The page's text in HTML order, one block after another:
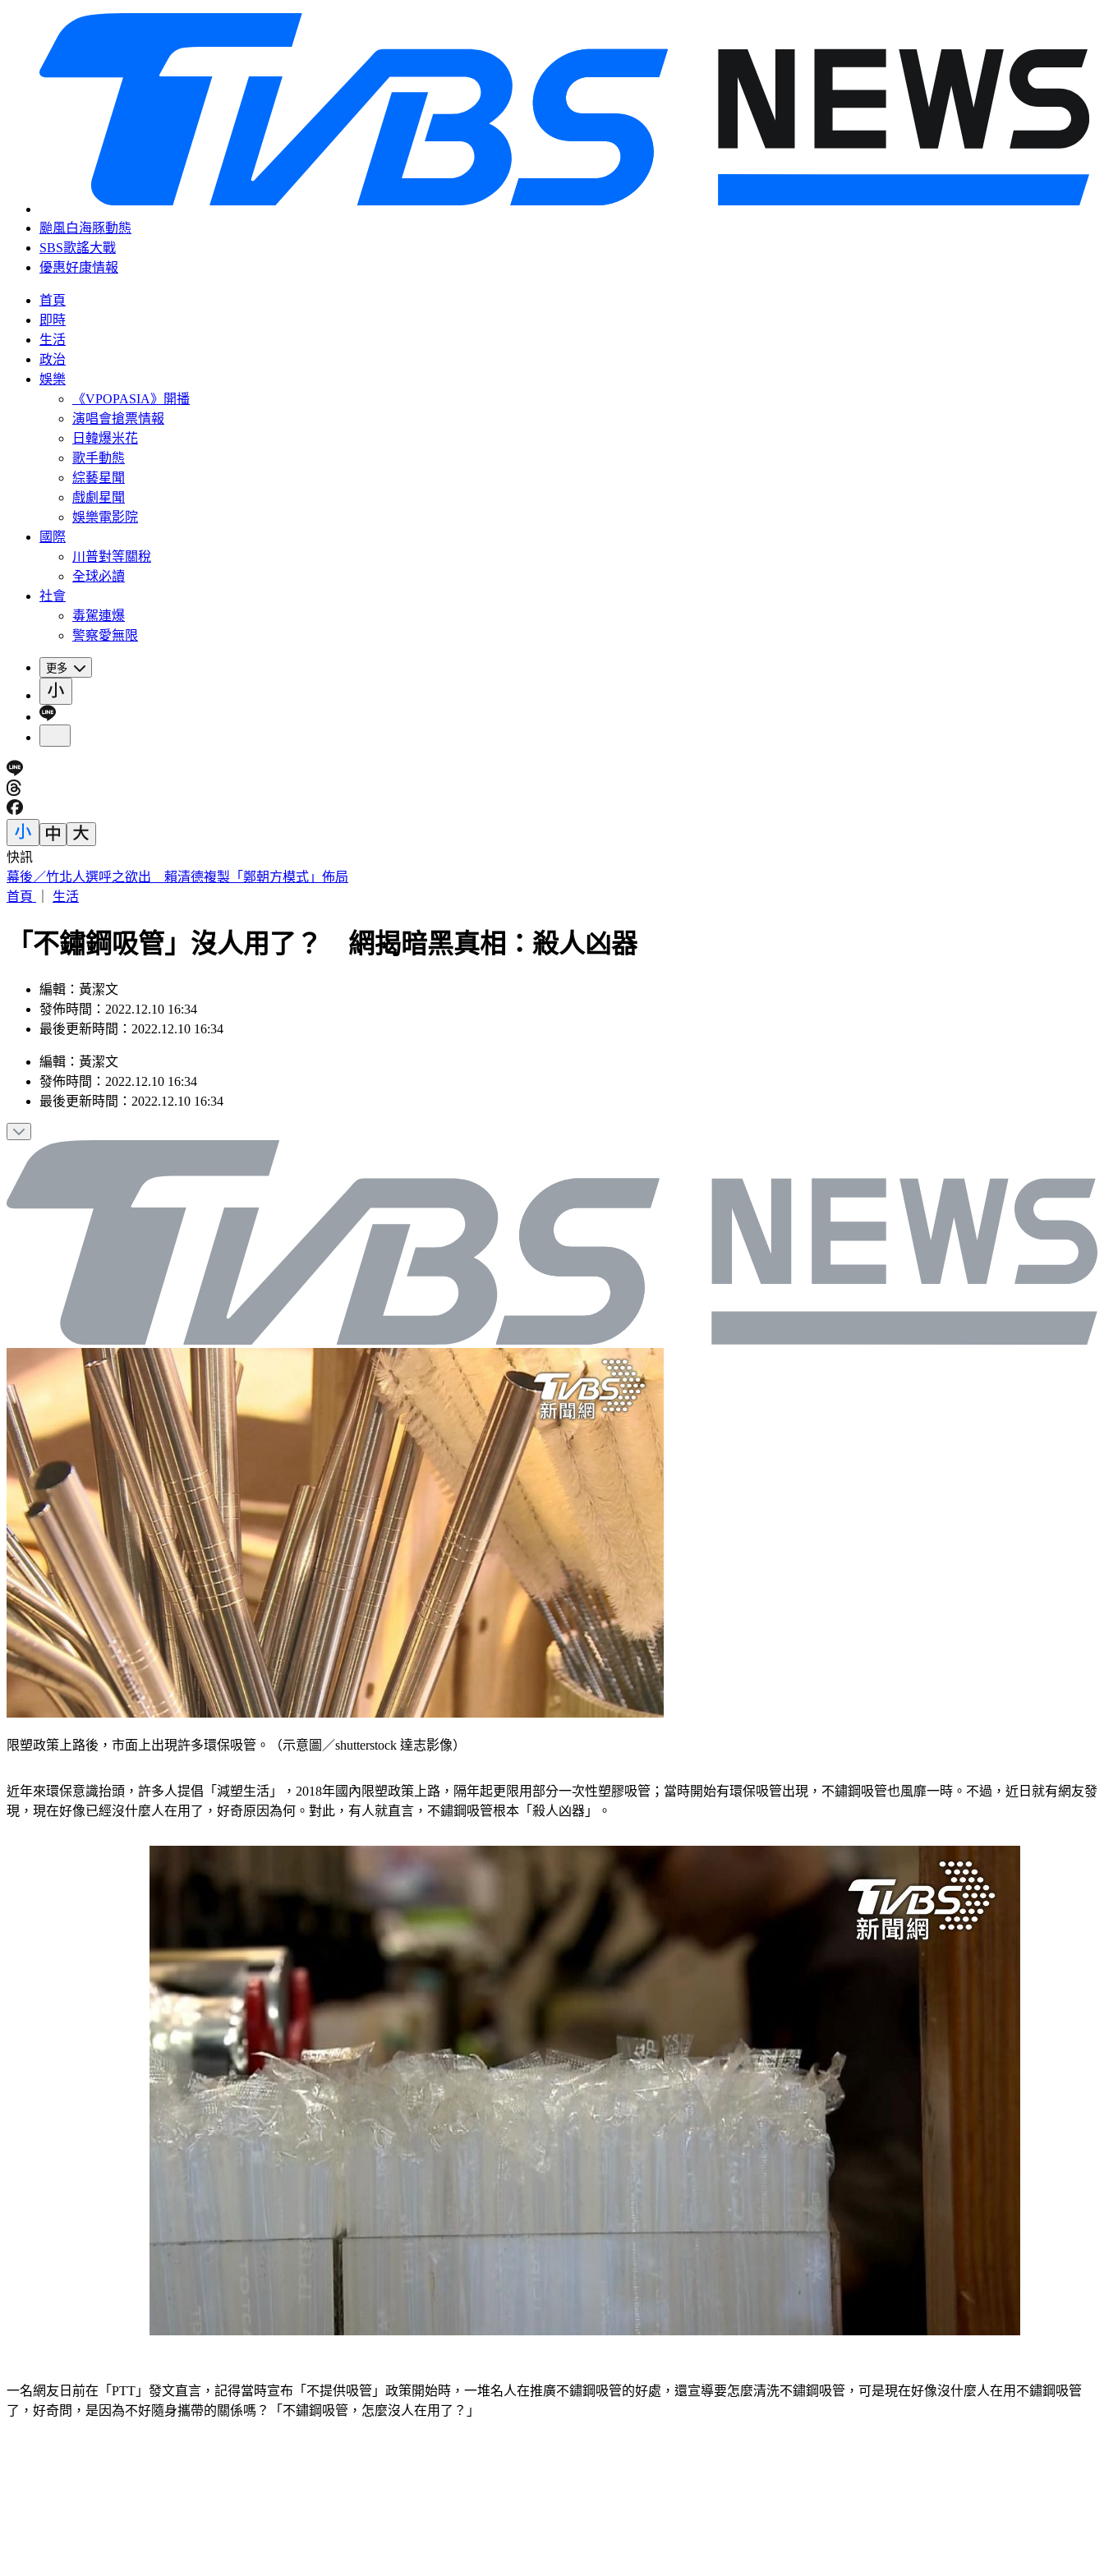
颱風白海豚動態
SBS歌謠大戰
優惠好康情報
首頁
即時
生活
政治
娛樂
《VPOPASIA》開播
演唱會搶票情報
日韓爆米花
歌手動態
綜藝星聞
戲劇星聞
娛樂電影院
國際
川普對等關稅
全球必讀
社會
毒駕連爆
警察愛無限
更多
快訊
林安可膝蓋受傷下二軍！7月打擊破3成 日媒：好事多磨
首頁
生活
「不鏽鋼吸管」沒人用了？ 網揭暗黑真相：殺人凶器
編輯：黃潔文
發佈時間：2022.12.10 16:34
最後更新時間：2022.12.10 16:34
編輯 ： 黃潔文
發佈時間： 2022.12.10 16:34
最後更新時間： 2022.12.10 16:34
限塑政策上路後，市面上出現許多環保吸管。（示意圖／shutterstock 達志影像）
近年來環保意識抬頭，許多人提倡「減塑生活」，2018年國內限塑政策上路，隔年起更限用部分一次性塑膠吸管；當時開始有環保吸管出現，不鏽鋼吸管也風靡一時。不過，近日就有網友發
現，現在好像已經沒什麼人在用了，好奇原因為何。對此，有人就直言，不鏽鋼吸管根本「殺人凶器」。
一名網友日前在「PTT」發文直言，記得當時宣布「不提供吸管」政策開始時，一堆名人在推廣不鏽鋼吸管的好處，還宣導要怎麼清洗不鏽鋼吸管，可是現在好像沒什麼人在用不鏽鋼吸管
了，好奇問，是因為不好隨身攜帶的關係嗎？「不鏽鋼吸管，怎麼沒人在用了？」